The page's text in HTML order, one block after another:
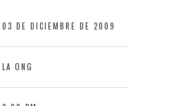
03 DE DICIEMBRE DE 2009
LA ONG